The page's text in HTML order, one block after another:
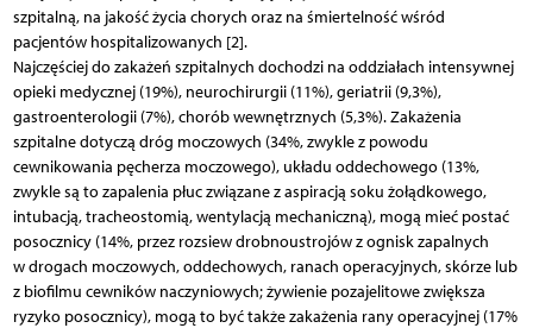
szpitalną, na jakość życia chorych oraz na śmiertelność wśród
pacjentów hospitalizowanych [2].
Najczęściej do zakażeń szpitalnych dochodzi na oddziałach intensywnej
opieki medycznej (19%), neurochirurgii (11%), geriatrii (9,3%),
gastroenterologii (7%), chorób wewnętrznych (5,3%). Zakażenia
szpitalne dotyczą dróg moczowych (34%, zwykle z powodu
cewnikowania pęcherza moczowego), układu oddechowego (13%,
zwykle są to zapalenia płuc związane z aspiracją soku żołądkowego,
intubacją, tracheostomią, wentylacją mechaniczną), mogą mieć postać
posocznicy (14%, przez rozsiew drobnoustrojów z ognisk zapalnych
w drogach moczowych, oddechowych, ranach operacyjnych, skórze lub
z biofilmu cewników naczyniowych; żywienie pozajelitowe zwiększa
ryzyko posocznicy), mogą to być także zakażenia rany operacyjnej (17%